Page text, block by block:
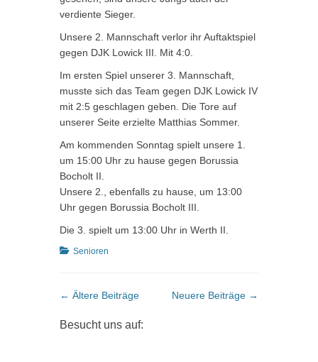
verdiente Sieger.
Unsere 2. Mannschaft verlor ihr Auftaktspiel
gegen DJK Lowick III. Mit 4:0.
Im ersten Spiel unserer 3. Mannschaft,
musste sich das Team gegen DJK Lowick IV
mit 2:5 geschlagen geben. Die Tore auf
unserer Seite erzielte Matthias Sommer.
Am kommenden Sonntag spielt unsere 1.
um 15:00 Uhr zu hause gegen Borussia
Bocholt II.
Unsere 2., ebenfalls zu hause, um 13:00
Uhr gegen Borussia Bocholt III.
Die 3. spielt um 13:00 Uhr in Werth II.
Kategorien
Senioren
Beitragsnavigation
← Ältere Beiträge Neuere Beiträge →
Besucht uns auf: